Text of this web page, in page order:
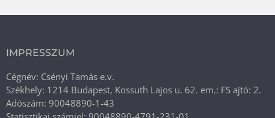
IMPRESSZUM
Cégnév: Csényi Tamás e.v.
Székhely: 1214 Budapest, Kossuth Lajos u. 62. em.: FS ajtó: 2.
Adószám: 90048890-1-43